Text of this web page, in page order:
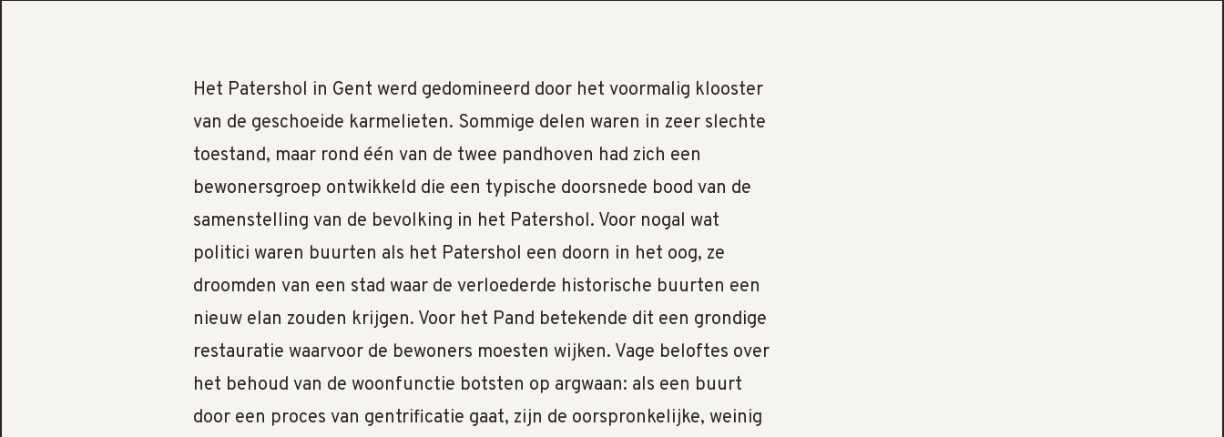
Het Patershol in Gent werd gedomineerd door het voormalig klooster
van de geschoeide karmelieten. Sommige delen waren in zeer slechte
toestand, maar rond één van de twee pandhoven had zich een
bewonersgroep ontwikkeld die een typische doorsnede bood van de
samenstelling van de bevolking in het Patershol. Voor nogal wat
politici waren buurten als het Patershol een doorn in het oog, ze
droomden van een stad waar de verloederde historische buurten een
nieuw elan zouden krijgen. Voor het Pand betekende dit een grondige
restauratie waarvoor de bewoners moesten wijken. Vage beloftes over
het behoud van de woonfunctie botsten op argwaan: als een buurt
door een proces van gentrificatie gaat, zijn de oorspronkelijke, weinig